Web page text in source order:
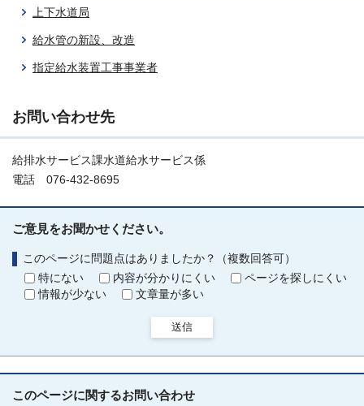
上下水道局
給水管の新設、改造
指定給水装置工事事業者
お問い合わせ先
給排水サービス課水道給水サービス係
電話 076-432-8695
ご意見をお聞かせください。
このページに問題点はありましたか？（複数回答可）
特にない
内容が分かりにくい
ページを探しにくい
情報が少ない
文章量が多い
送信
このページに関するお問い合わせ